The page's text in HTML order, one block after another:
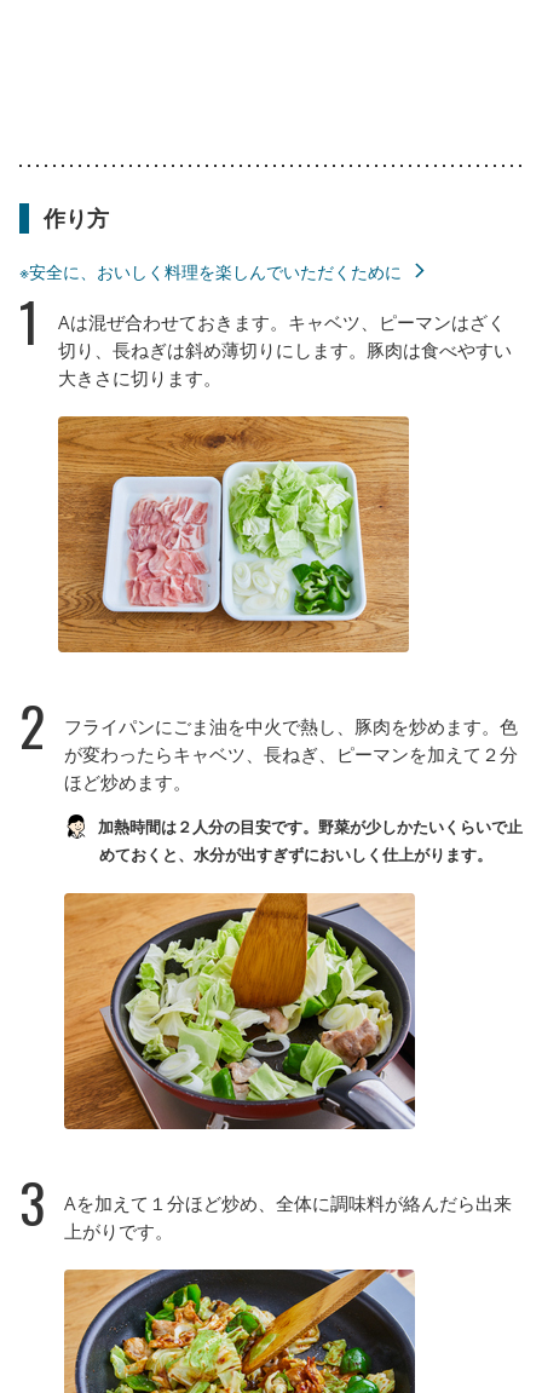
作り方
※安全に、おいしく料理を楽しんでいただくために
1
Aは混ぜ合わせておきます。キャベツ、ピーマンはざく
切り、長ねぎは斜め薄切りにします。豚肉は食べやすい
大きさに切ります。
2
フライパンにごま油を中火で熱し、豚肉を炒めます。色
が変わったらキャベツ、長ねぎ、ピーマンを加えて２分
ほど炒めます。
加熱時間は２人分の目安です。野菜が少しかたいくらいで止
めておくと、水分が出すぎずにおいしく仕上がります。
3
Aを加えて１分ほど炒め、全体に調味料が絡んだら出来
上がりです。